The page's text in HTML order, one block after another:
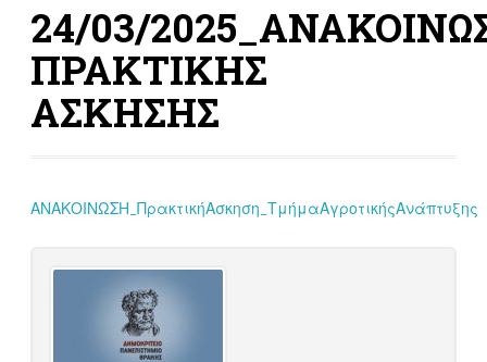
24/03/
ΠΡΑΚΤΙΚΗΣ
ΑΣΚΗΣΗΣ
ΑΝΑΚΟΙΝΩΣΗ_ΠρακτικήΑσκηση_ΤμήμαΑγροτικήςΑνάπτυξης